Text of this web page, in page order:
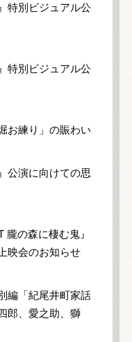
特別ビジュアル公
特別ビジュアル公
お練り」の賑わい
公演に向けての思
の森に棲む鬼』
映会のお知らせ
編「紀尾井町家話
郎、愛之助、獅